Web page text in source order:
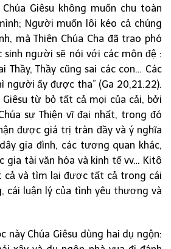
Giêsu không muốn chu toàn
Người muốn lôi kéo cả chúng
mà Thiên Chúa Cha đã trao phó
sinh người sẽ nói với các môn đệ :
Thầy, Thầy cũng sai các con… Các
người ấy được tha” (Ga 20,21.22).
từ bỏ tất cả mọi của cải, bởi
sự Thiện vĩ đại nhất, trong đó
được giá trị tràn đầy và ý nghĩa
gia đình, các tương quan khác,
gia tài văn hóa và kinh tế vv… Kitô
cả và tìm lại được tất cả trong cái
cái luận lý của tình yêu thương và
này Chúa Giêsu dùng hai dụ ngộn: